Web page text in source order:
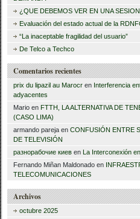
r
:
¿QUE DEBEMOS VER EN UNA
Evaluación del estado actual de la
“La inaceptable fragilidad del usuario”
De Telco a Techco
Comentarios recientes
prix du lipazil au Marocr en Interferencia
adyacentes
Mario en FTTH, LA ALTERNATIVA DE
(CASO LIMA)
armando pareja enCONFUSIÓN ENTRE
DE TELEVISIÓN
разнорабочие киев en La Interconexión
Fernando Miñan Maldonado en
TELECOMUNICACIONES
Archivos
octubre 2025